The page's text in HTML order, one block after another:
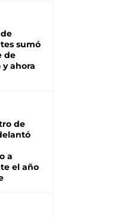
sumó
de
y ahora
de
a
el año